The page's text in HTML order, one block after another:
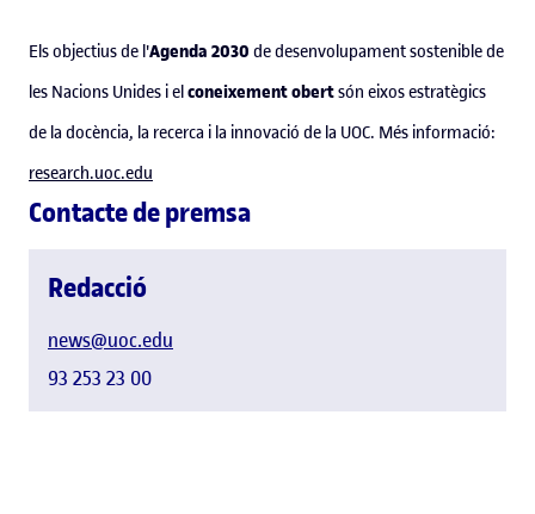
Els objectius de l'Agenda 2030 de desenvolupament sostenible de
les Nacions Unides i elconeixement obertsón eixos estratègics
de la docència, la recerca i la innovació de la UOC. Més informació:
research.uoc.edu
Contacte de premsa
Redacció
news@uoc.edu
93 253 23 00